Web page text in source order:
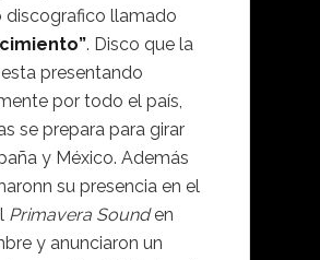
discografico llamado
. Disco que la
presentando
por todo el país,
se prepara para girar
y México. Además
su presencia en el
Primavera Sounden
y anunciaron un